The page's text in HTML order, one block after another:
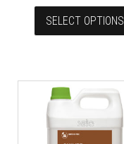
SELECT OPTIONS